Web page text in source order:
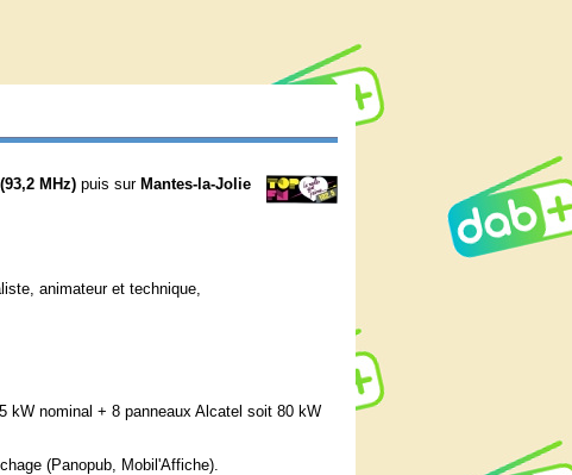
(93,2 MHz) puis sur Mantes-la-Jolie
animateur et technique,
kW nominal + 8 panneaux Alcatel soit 80 kW
(Panopub, Mobil'Affiche).